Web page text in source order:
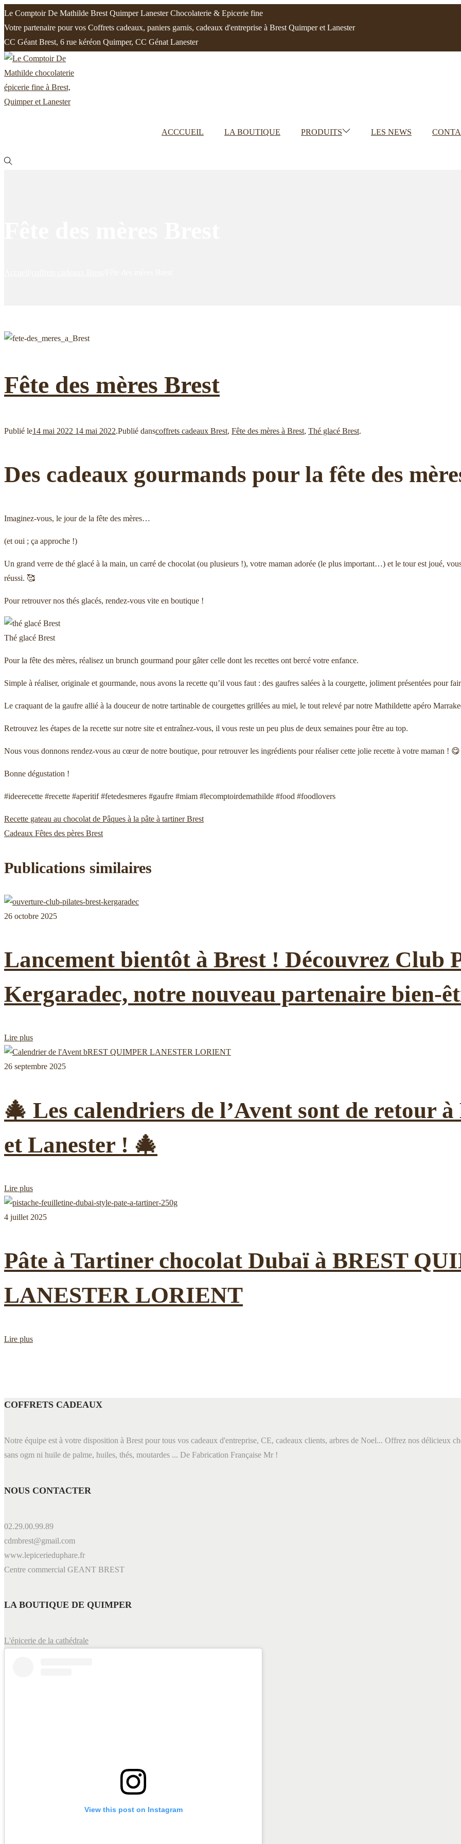
Le Comptoir De Mathilde Brest Quimper Lanester Chocolaterie & Epicerie fine
Votre partenaire pour vos Coffrets cadeaux, paniers garnis, cadeaux d'entreprise à Brest Quimper et Lanester
CC Géant Brest, 6 rue kéréon Quimper, CC Génat Lanester
Passer
à
la
navigation
Passer
au
contenu
ACCCUEIL LA BOUTIQUE PRODUITS LES NEWS
Fête des mères Brest
Publié le14 mai 2022 14 mai 2022.Publié danscoffrets cadeaux Brest, Fête des mères à Brest, Thé glacé Brest.
Des cadeaux gourmands pour la fête des
Imaginez-vous, le jour de la fête des mères…
(et oui ; ça approche !)
Un grand verre de thé glacé à la main, un carré de chocolat (ou plusieurs !), votre maman adorée (le plus important…) et le tour est joué,
réussi. 🥰
Pour retrouver nos thés glacés, rendez-vous vite en boutique !
Thé glacé Brest
Pour la fête des mères, réalisez un brunch gourmand pour gâter celle dont les recettes ont bercé votre enfance.
Simple à réaliser, originale et gourmande, nous avons la recette qu’il vous faut : des gaufres salées à la courgette, joliment présentées pour
Le craquant de la gaufre allié à la douceur de notre tartinable de courgettes grillées au miel, le tout relevé par notre Mathildette apéro
Retrouvez les étapes de la recette sur notre site et entraînez-vous, il vous reste un peu plus de deux semaines pour être au top.
Nous vous donnons rendez-vous au cœur de notre boutique, pour retrouver les ingrédients pour réaliser cette jolie recette à votre maman ! 😋
Bonne dégustation !
#ideerecette #recette #aperitif #fetedesmeres #gaufre #miam #lecomptoirdemathilde #food #foodlovers
Navigation
de
l’article
Publication
précédente :
Recette gateau au chocolat de Pâques à la pâte à tartiner Brest
Publication
Cadeaux Fêtes des pères Brest
Publications similaires
26 octobre 2025
Lancement bientôt à Brest ! Découvrez Club
Kergaradec, notre nouveau partenaire bien-
Lire plus
26 septembre 2025
🎄 Les calendriers de l’Avent sont de retour
et Lanester ! 🎄
Lire plus
4 juillet 2025
Pâte à Tartiner chocolat Dubaï à BREST
LANESTER LORIENT
Lire plus
COFFRETS CADEAUX
Notre équipe est à votre disposition à Brest pour tous vos cadeaux d'entreprise, CE, cadeaux clients, arbres de Noel... Offrez nos délicieux
sans ogm ni huile de palme, huiles, thés, moutardes ... De Fabrication Française Mr !
NOUS CONTACTER
02.29.00.99.89
cdmbrest@gmail.com
www.lepicerieduphare.fr
Centre commercial GEANT BREST
LA BOUTIQUE DE QUIMPER
L'épicerie de la cathédrale
View this post on Instagram